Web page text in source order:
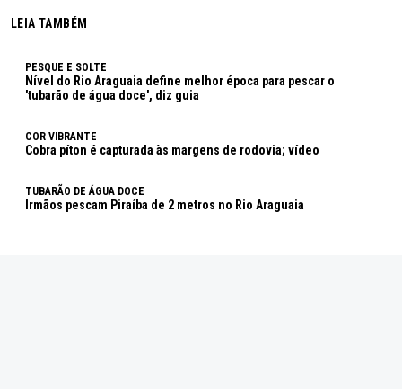
LEIA TAMBÉM
PESQUE E SOLTE
Nível do Rio Araguaia define melhor época para pescar o
'tubarão de água doce', diz guia
COR VIBRANTE
Cobra píton é capturada às margens de rodovia; vídeo
TUBARÃO DE ÁGUA DOCE
Irmãos pescam Piraíba de 2 metros no Rio Araguaia